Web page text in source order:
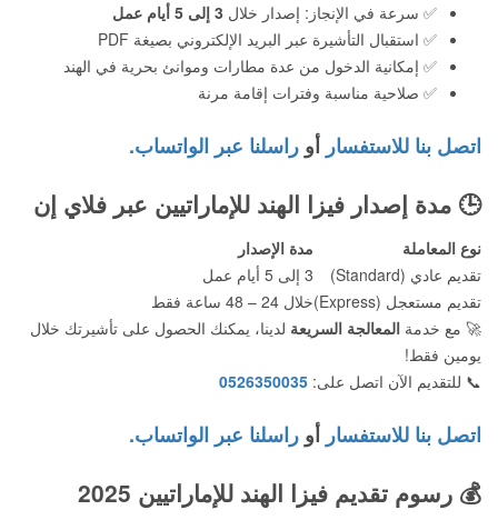
✅ سرعة في الإنجاز: إصدار خلال 3 إلى 5 أيام عمل
✅ استقبال التأشيرة عبر البريد الإلكتروني بصيغة PDF
✅ إمكانية الدخول من عدة مطارات وموانئ بحرية في الهند
✅ صلاحية مناسبة وفترات إقامة مرنة
اتصل بنا للاستفسار أو راسلنا عبر الواتساب.
🕒 مدة إصدار فيزا الهند للإماراتيين عبر فلاي إن
نوع المعاملة
مدة الإصدار
تقديم عادي (Standard)
3 إلى 5 أيام عمل
تقديم مستعجل (Express)
خلال 24 – 48 ساعة فقط
🚀 مع خدمة المعالجة السريعة لدينا، يمكنك الحصول على تأشيرتك خلال
يومين فقط!
📞 للتقديم الآن اتصل على: 0526350035
اتصل بنا للاستفسار أو راسلنا عبر الواتساب.
💰 رسوم تقديم فيزا الهند للإماراتيين 2025